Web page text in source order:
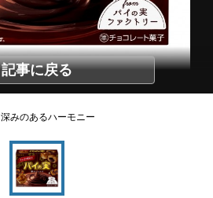
記事に戻る
深みのあるハーモニー